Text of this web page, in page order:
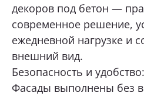
декоров под бетон —
современное решение,
ежедневной нагрузке и
внешний вид.
Безопасность и удобство:
Фасады выполнены без